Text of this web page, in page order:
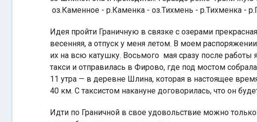
оз.Каменное - р.Каменка - оз.Тихмень - р.Тихменка -
Идея пройти Граничную в связке с озерами
весенняя, а отпуск у меня летом. В моем
их на всю катушку. Восьмого мая сразу после
такси и отправилась в Фирово, где под мостом
11 утра — в деревне Шлина, которая в настоящее
40 км. С таксистом накануне договорилась, что он
Идти по Граничной в свое удовольствие можно